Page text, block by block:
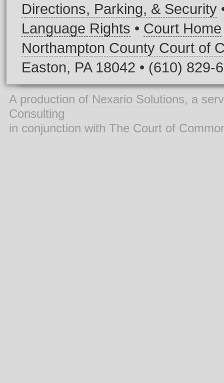
Directions, Parking, & Security
Language Rights • Court Home
Northampton County Court of
Easton, PA 18042 • (610) 829-
A production of Nexario Solutions, a
Consulting
in conjunction with The Court of